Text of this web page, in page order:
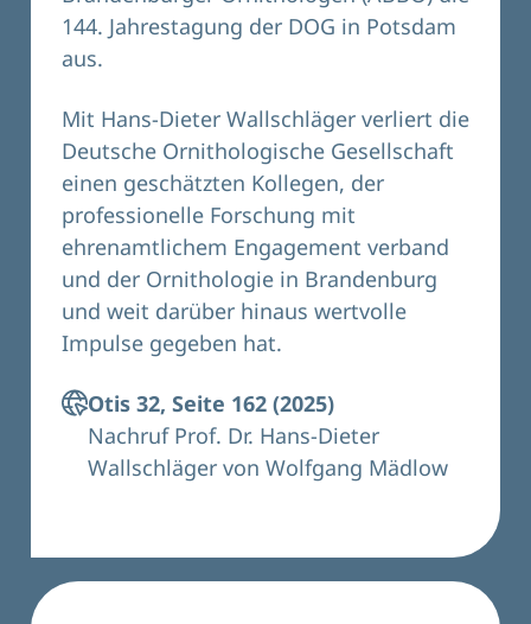
144. Jahrestagung der DOG in Potsdam
aus.
Mit Hans-Dieter Wallschläger verliert die
Deutsche Ornithologische Gesellschaft
einen geschätzten Kollegen, der
professionelle Forschung mit
ehrenamtlichem Engagement verband
und der Ornithologie in Brandenburg
und weit darüber hinaus wertvolle
Impulse gegeben hat.
Otis 32, Seite 162 (2025)
Nachruf Prof. Dr. Hans-Dieter
Wallschläger von Wolfgang Mädlow